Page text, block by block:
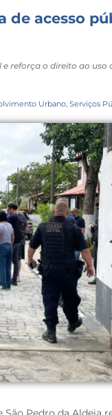
de acesso
reforça o direito ao uso
Urbano,Serviços